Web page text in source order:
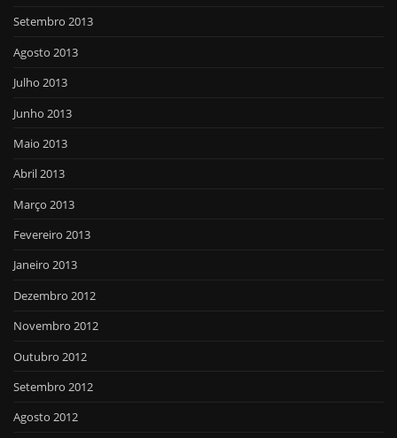
Setembro 2013
Agosto 2013
Julho 2013
Junho 2013
Maio 2013
Abril 2013
Março 2013
Fevereiro 2013
Janeiro 2013
Dezembro 2012
Novembro 2012
Outubro 2012
Setembro 2012
Agosto 2012